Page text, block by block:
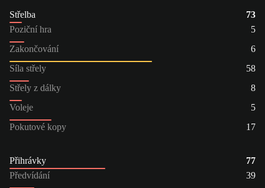
Střelba
73
Poziční hra
5
Zakončování
6
Síla střely
58
Střely z dálky
8
Voleje
5
Pokutové kopy
17
Přihrávky
77
Předvídání
39